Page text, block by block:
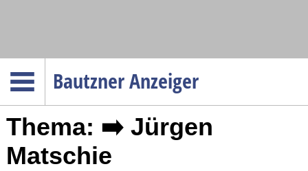
Bautzner Anzeiger
Menüpunkte
Startseite
Gesellschaft
Thema: ➡️ Jürgen
Matschie